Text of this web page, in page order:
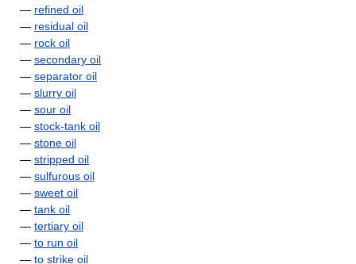
— refined oil
— residual oil
— rock oil
— secondary oil
— separator oil
— slurry oil
— sour oil
— stock-tank oil
— stone oil
— stripped oil
— sulfurous oil
— sweet oil
— tank oil
— tertiary oil
— to run oil
— to strike oil